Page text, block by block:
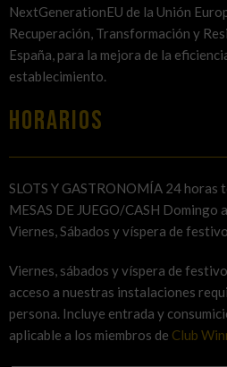
NextGenerationEU de la Unión
Recuperación, Transformación y
España, para la mejora de la
establecimiento.
HORARIOS
SLOTS Y GASTRONOMÍA 24 horas
MESAS DE JUEGO/CASH Domingo
Viernes, Sábados y víspera de
Viernes, sábados y víspera de
acceso a nuestras instalaciones
persona. Incluye entrada y
aplicable a los miembros de Club